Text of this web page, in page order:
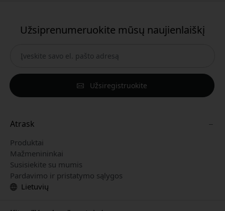
Užsiprenumeruokite mūsų naujienlaiškį
Užsiregistruokite
Atrask
Produktai
Mažmenininkai
Susisiekite su mumis
Pardavimo ir pristatymo sąlygos
Lietuvių